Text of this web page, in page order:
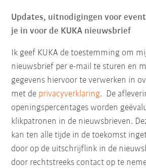
Updates, uitnodigingen voor
je in voor de KUKA nieuwsbrief
Ik geef KUKA de toestemming om
nieuwsbrief per e-mail te sturen en
gegevens hiervoor te verwerken in
met de privacyverklaring. De
openingspercentages worden
klikpatronen in de nieuwsbrieven.
kan ten alle tijde in de toekomst
door op de uitschrijflink in de
door rechtstreeks contact op te